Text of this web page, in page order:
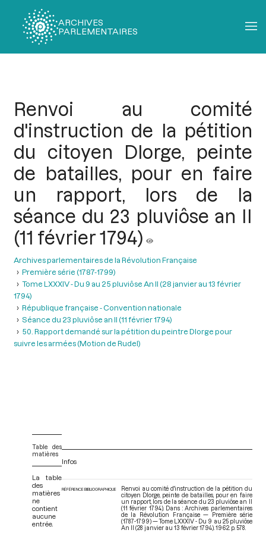
ARCHIVES
PARLEMENTAIRES
Renvoi au comité
d'instruction de la pétition
du citoyen Dlorge, peinte
de batailles, pour en faire
un rapport, lors de la
séance du 23 pluviôse an II
(11 février 1794)
Archives parlementaires de la Révolution Française
Première série (1787-1799)
Tome LXXXIV - Du 9 au 25 pluviôse An II (28 janvier au 13 février
1794)
République française - Convention nationale
Séance du 23 pluviôse an II (11 février 1794)
50. Rapport demandé sur la pétition du peintre Dlorge pour
suivre les armées (Motion de Rudel)
Table des
matières
La table
des
matières
ne
contient
aucune
entrée.
Infos
RÉFÉRENCE BIBLIOGRAPHIQUE
Renvoi au comité d'instruction de la pétition du
citoyen Dlorge, peinte de batailles, pour en faire
un rapport, lors de la séance du 23 pluviôse an II
(11 février 1794). Dans : Archives parlementaires
de la Révolution Française — Première série
(1787-1799) — Tome LXXXIV - Du 9 au 25 pluviôse
An II (28 janvier au 13 février 1794). 1962. p. 578.